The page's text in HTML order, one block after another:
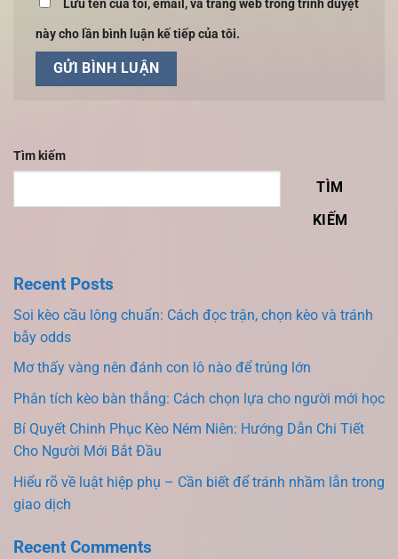
Lưu tên của tôi, email, và trang web trong trình duyệt
này cho lần bình luận kế tiếp của tôi.
Tìm kiếm
TÌM
KIẾM
Recent Posts
Soi kèo cầu lông chuẩn: Cách đọc trận, chọn kèo và tránh
bẫy odds
Mơ thấy vàng nên đánh con lô nào để trúng lớn
Phân tích kèo bàn thắng: Cách chọn lựa cho người mới học
Bí Quyết Chinh Phục Kèo Ném Niên: Hướng Dẫn Chi Tiết
Cho Người Mới Bắt Đầu
Hiểu rõ về luật hiệp phụ – Cần biết để tránh nhầm lẫn trong
giao dịch
Recent Comments